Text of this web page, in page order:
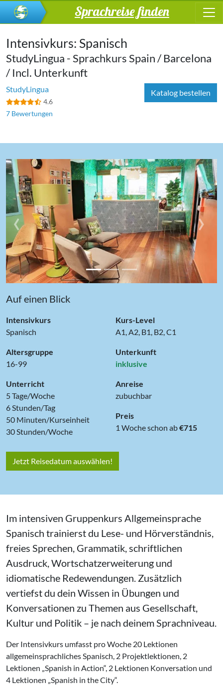
Sprachreise finden
Intensivkurs: Spanisch
StudyLingua - Sprachkurs Spain / Barcelona
/ Incl. Unterkunft
StudyLingua
4.6
7 Bewertungen
Katalog bestellen
‹ ›
Auf einen Blick
Intensivkurs
Spanisch
Altersgruppe
16-99
Unterricht
5 Tage/Woche
6 Stunden/Tag
50 Minuten/Kurseinheit
30 Stunden/Woche
Kurs-Level
A1, A2, B1, B2, C1
Unterkunft
inklusive
Anreise
zubuchbar
Preis
1 Woche schon ab€715
Jetzt Reisedatum auswählen!
Im intensiven Gruppenkurs Allgemeinsprache
Spanisch trainierst du Lese- und Hörverständnis,
freies Sprechen, Grammatik, schriftlichen
Ausdruck, Wortschatzerweiterung und
idiomatische Redewendungen. Zusätzlich
vertiefst du dein Wissen in Übungen und
Konversationen zu Themen aus Gesellschaft,
Kultur und Politik – je nach deinem Sprachniveau.
Der Intensivkurs umfasst pro Woche 20 Lektionen
allgemeinsprachliches Spanisch, 2 Projektlektionen, 2
Lektionen „Spanish in Action“, 2 Lektionen Konversation und
4 Lektionen „Spanish in the City“.